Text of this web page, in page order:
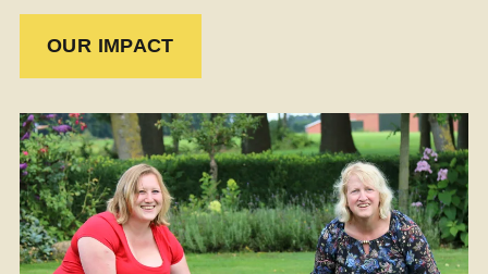
OUR IMPACT